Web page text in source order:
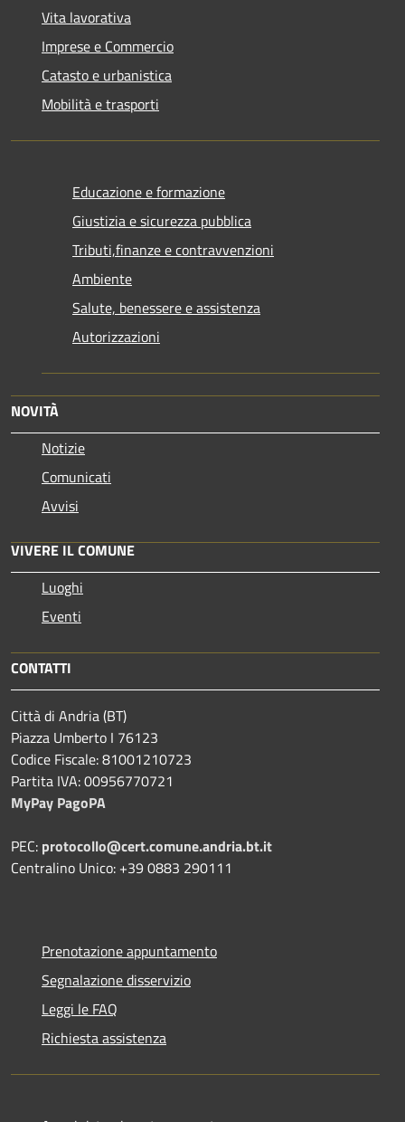
Vita lavorativa
Imprese e Commercio
Catasto e urbanistica
Mobilità e trasporti
Educazione e formazione
Giustizia e sicurezza pubblica
Tributi,finanze e contravvenzioni
Ambiente
Salute, benessere e assistenza
Autorizzazioni
NOVITÀ
Notizie
Comunicati
Avvisi
VIVERE IL COMUNE
Luoghi
Eventi
CONTATTI
Città di Andria (BT)
Piazza Umberto I 76123
Codice Fiscale: 81001210723
Partita IVA: 00956770721
MyPay PagoPA
PEC: protocollo@cert.comune.andria.bt.it
Centralino Unico: +39 0883 290111
Prenotazione appuntamento
Segnalazione disservizio
Leggi le FAQ
Richiesta assistenza